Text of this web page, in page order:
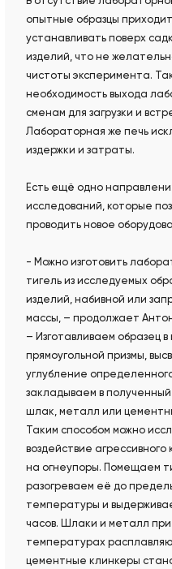
опытные образцы
устанавливать поверх
изделий, что не
чистоты эксперимента.
необходимость выхода
сменам для загрузки и
Лабораторная же печь
издержки и затраты.
Есть ещё одно
исследований, которые
проводить новое
- Можно изготовить
тигель из исследуемых
изделий, набивной или
массы, – продолжает
– Изготавливаем образец в
прямоугольной призмы,
углубление
закладываем в полученный
шлак, металл или
Таким способом можно
воздействие
на огнеупоры. Помещаем
разогреваем её до
температуры и
часов. Шлаки и металл при
температурах
цементные клинкеры